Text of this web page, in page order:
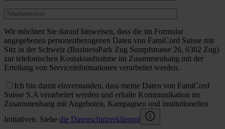
Wir möchten Sie darauf hinweisen, dass die im Formular
angegebenen personenbezogenen Daten von FamiCord Suisse mit
Sitz in der Schweiz (BusinessPark Zug Sumpfstrasse 26, 6302 Zug)
zur telefonischen Kontaktaufnahme im Zusammenhang mit der
Erteilung von Serviceinformationen verarbeitet werden.
Ich bin damit einverstanden, dass meine Daten von FamiCord
Suisse S.A verarbeitet werden und erhalte Kommunikation im
Zusammenhang mit Angeboten, Kampagnen und institutionellen
Initiativen. Siehe die Datenschutzerklärung